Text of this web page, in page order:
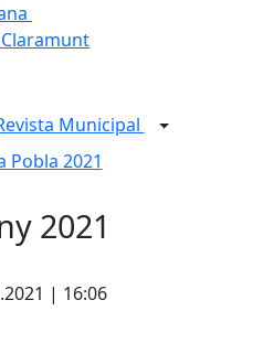
Municipal
Pobla 2021
2021
| 16:06